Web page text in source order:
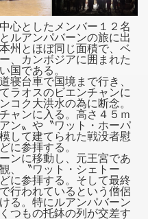
心としたメンバー１２名
ルアンパバーンの旅に出
州とほぼ同じ面積で、ベ
、カンボジアに囲まれた
国である。
寝台車で国境まで行き、
ラオスのビエンチャンに
コク大洪水の為に断念。
ャンに入る。高さ４５ｍ
ン〟や〝ワット・ホーパ
して建てられた戦没者慰
に参拝する。
ンに移動し、元王宮であ
、〝ワット・シェトー
に参拝する。そして最終
行われているという僧侶
る。特にルアンパバーン
つもの托鉢の列が交差す